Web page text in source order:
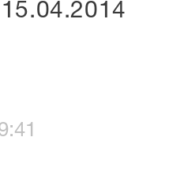
15.04.2014